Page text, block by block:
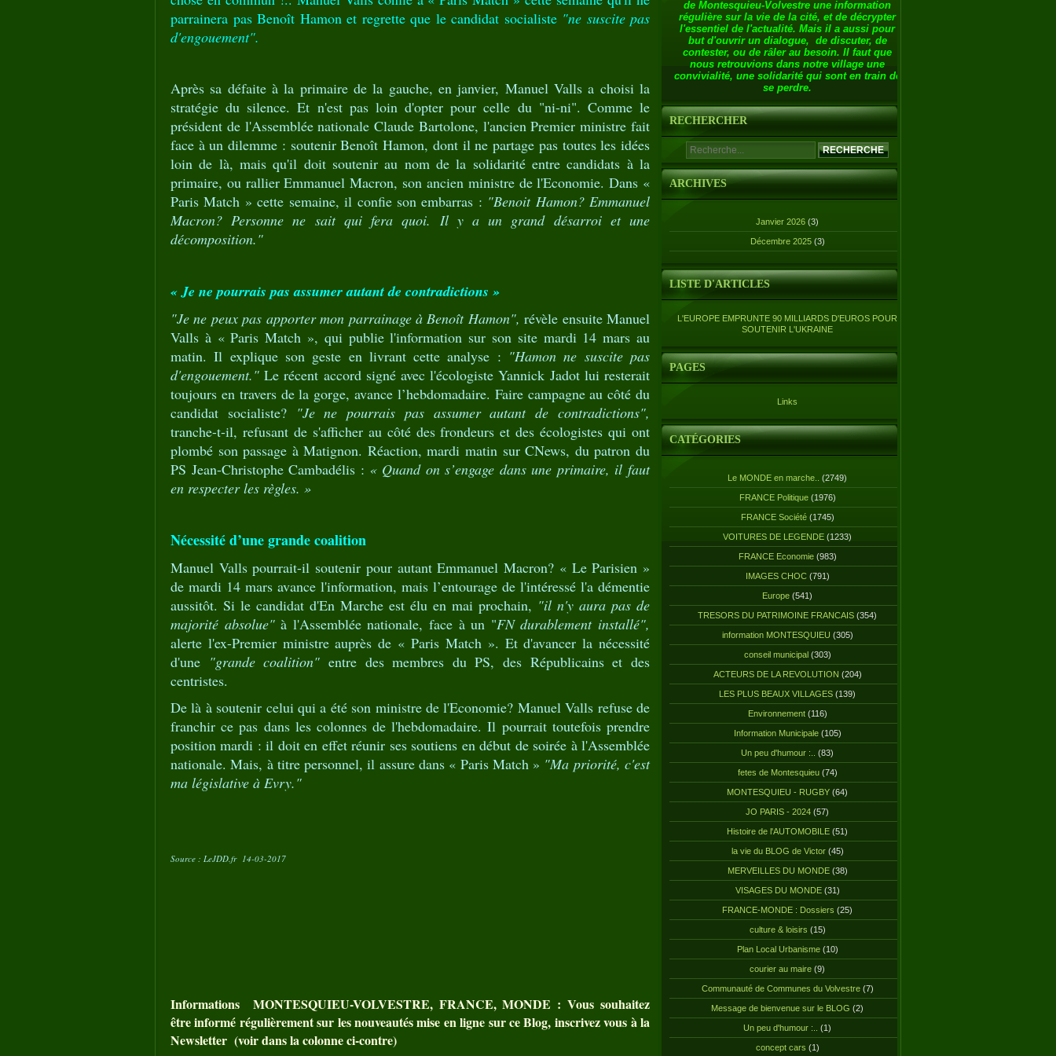
parrainera pas Benoît Hamon et regrette que le candidat socialiste "ne suscite pas
d'engouement".
Après sa défaite à la primaire de la gauche, en janvier, Manuel Valls a choisi la
stratégie du silence. Et n'est pas loin d'opter pour celle du "ni-ni". Comme le
président de l'Assemblée nationale Claude Bartolone, l'ancien Premier ministre fait
face à un dilemme : soutenir Benoît Hamon, dont il ne partage pas toutes les idées
loin de là, mais qu'il doit soutenir au nom de la solidarité entre candidats à la
primaire, ou rallier Emmanuel Macron, son ancien ministre de l'Economie. Dans «
Paris Match » cette semaine, il confie son embarras : "Benoit Hamon? Emmanuel
Macron? Personne ne sait qui fera quoi. Il y a un grand désarroi et une
décomposition."
« Je ne pourrais pas assumer autant de contradictions »
"Je ne peux pas apporter mon parrainage à Benoît Hamon",révèle ensuite Manuel
Valls à « Paris Match », qui publie l'information sur son site mardi 14 mars au
matin. Il explique son geste en livrant cette analyse : "Hamon ne suscite pas
d'engouement."Le récent accord signé avec l'écologiste Yannick Jadot lui resterait
toujours en travers de la gorge, avance l’hebdomadaire. Faire campagne au côté du
candidat socialiste? "Je ne pourrais pas assumer autant de contradictions",
tranche-t-il, refusant de s'afficher au côté des frondeurs et des écologistes qui ont
plombé son passage à Matignon. Réaction, mardi matin sur CNews, du patron du
PS Jean-Christophe Cambadélis : « Quand on s’engage dans une primaire, il faut
en respecter les règles. »
Nécessité d’une grande coalition
Manuel Valls pourrait-il soutenir pour autant Emmanuel Macron? « Le Parisien »
de mardi 14 mars avance l'information, mais l’entourage de l'intéressé l'a démentie
aussitôt. Si le candidat d'En Marche est élu en mai prochain, "il n'y aura pas de
majorité absolue"à l'Assemblée nationale, face à un "FN durablement installé",
alerte l'ex-Premier ministre auprès de « Paris Match ». Et d'avancer la nécessité
d'une "grande coalition" entre des membres du PS, des Républicains et des
centristes.
De là à soutenir celui qui a été son ministre de l'Economie? Manuel Valls refuse de
franchir ce pas dans les colonnes de l'hebdomadaire. Il pourrait toutefois prendre
position mardi : il doit en effet réunir ses soutiens en début de soirée à l'Assemblée
nationale. Mais, à titre personnel, il assure dans « Paris Match » "Ma priorité, c'est
ma législative à Evry."
Source : LeJDD.fr 14-03-2017
Informations MONTESQUIEU-VOLVESTRE, FRANCE, MONDE : Vous souhaitez
être informé régulièrement sur les nouveautés mise en ligne sur ce Blog, inscrivez vous à la
Newsletter (voir dans la colonne ci-contre)
de Montesquieu-Volvestre une information
régulière sur la vie de la cité, et de décrypter
l'essentiel de l'actualité. Mais il a aussi pour
but d'ouvrir un dialogue, de discuter, de
contester, ou de râler au besoin. Il faut que
nous retrouvions dans notre village une
convivialité, une solidarité qui sont en train de
se perdre.
RECHERCHER
ARCHIVES
Janvier 2026 (3)
Décembre 2025 (3)
LISTE D'ARTICLES
L'EUROPE EMPRUNTE 90 MILLIARDS D'EUROS POUR
SOUTENIR L'UKRAINE
PAGES
Links
CATÉGORIES
Le MONDE en marche.. (2749)
FRANCE Politique(1976)
FRANCE Société(1745)
VOITURES DE LEGENDE (1233)
FRANCE Economie(983)
IMAGES CHOC(791)
Europe (541)
TRESORS DU PATRIMOINE FRANCAIS (354)
information MONTESQUIEU (305)
conseil municipal(303)
ACTEURS DE LA REVOLUTION (204)
LES PLUS BEAUX VILLAGES (139)
Environnement(116)
Information Municipale(105)
Un peu d'humour :.. (83)
fetes de Montesquieu(74)
MONTESQUIEU - RUGBY (64)
JO PARIS - 2024 (57)
Histoire de l'AUTOMOBILE (51)
la vie du BLOG de Victor(45)
MERVEILLES DU MONDE(38)
VISAGES DU MONDE(31)
FRANCE-MONDE : Dossiers (25)
culture & loisirs (15)
Plan Local Urbanisme(10)
courier au maire (9)
Communauté de Communes du Volvestre(7)
Message de bienvenue sur le BLOG (2)
Un peu d'humour :.. (1)
concept cars (1)